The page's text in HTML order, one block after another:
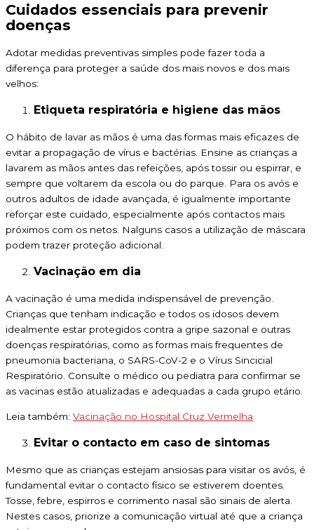
Cuidados essenciais para prevenir
doenças
Adotar medidas preventivas simples pode fazer toda a
diferença para proteger a saúde dos mais novos e dos mais
velhos:
Etiqueta respiratória e higiene das mãos
O hábito de lavar as mãos é uma das formas mais eficazes de
evitar a propagação de vírus e bactérias. Ensine as crianças a
lavarem as mãos antes das refeições, após tossir ou espirrar, e
sempre que voltarem da escola ou do parque. Para os avós e
outros adultos de idade avançada, é igualmente importante
reforçar este cuidado, especialmente após contactos mais
próximos com os netos. Nalguns casos a utilização de máscara
podem trazer proteção adicional.
Vacinação em dia
A vacinação é uma medida indispensável de prevenção.
Crianças que tenham indicação e todos os idosos devem
idealmente estar protegidos contra a gripe sazonal e outras
doenças respiratórias, como as formas mais frequentes de
pneumonia bacteriana, o SARS-CoV-2 e o Vírus Sincicial
Respiratório. Consulte o médico ou pediatra para confirmar se
as vacinas estão atualizadas e adequadas a cada grupo etário.
Leia também: Vacinação no Hospital Cruz Vermelha
Evitar o contacto em caso de sintomas
Mesmo que as crianças estejam ansiosas para visitar os avós, é
fundamental evitar o contacto físico se estiverem doentes.
Tosse, febre, espirros e corrimento nasal são sinais de alerta.
Nestes casos, priorize a comunicação virtual até que a criança